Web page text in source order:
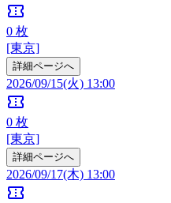
confirmation_number
0 枚
[東京]
詳細ページへ
2026/09/15(火) 13:00
confirmation_number
0 枚
[東京]
詳細ページへ
2026/09/17(木) 13:00
confirmation_number